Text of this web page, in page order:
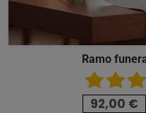
Ramo
92,00 €